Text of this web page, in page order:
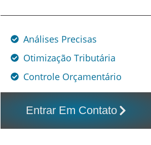
Análises Precisas
Otimização Tributária
Controle Orçamentário
Entrar Em Contato